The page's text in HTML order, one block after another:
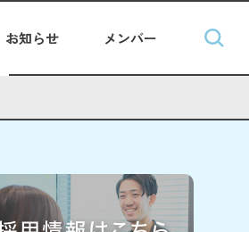
お知らせ メンバー